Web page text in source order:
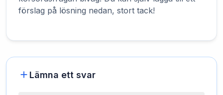
förslag på lösning nedan, stort tack!
Lämna ett svar